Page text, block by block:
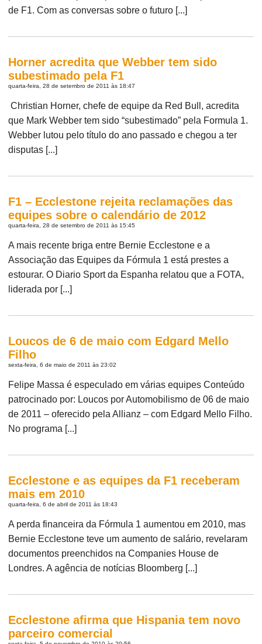
de F1. Com as conversas sobre o futuro [...]
Horner acredita que Webber tem sido
subestimado pela F1
quarta-feira, 28 de setembro de 2011 às 18:47
Christian Horner, chefe de equipe da Red Bull, acredita
que Mark Webber tem sido “subestimado” pela Formula 1.
Webber lutou pelo título do ano passado e chegou a ter
disputas [...]
F1 – Ecclestone rejeita reclamações das
equipes sobre o calendário de 2012
quarta-feira, 28 de setembro de 2011 às 15:45
A mais recente briga entre Bernie Ecclestone e a
Associação das Equipes da Fórmula 1 está prestes a
estourar. O Diario Sport da Espanha relatou que a FOTA,
liderada por [...]
Loucos de 6 de maio com Edgard Mello
Filho
sexta-feira, 6 de maio de 2011 às 23:02
Felipe Massa é especulado em várias equipes Conteúdo
patrocinado por: Loucos por Automobilismo de 06 de maio
de 2011 – oferecido pela Allianz – com Edgard Mello Filho.
No programa [...]
Ecclestone e as equipes da F1 receberam
mais em 2010
quarta-feira, 6 de abril de 2011 às 18:43
A perda financeira da Fórmula 1 aumentou em 2010, mas
Bernie Ecclestone teve um aumento de salário, revelaram
documentos preenchidos na Companies House de
Londres. A agência de notícias Bloomberg [...]
Ecclestone afirma que Hispania tem novo
parceiro comercial